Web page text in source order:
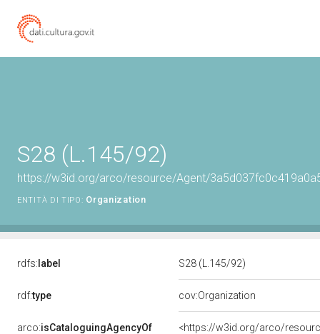
S28 (L.145/92)
https://w3id.org/arco/resource/Agent/
ENTITÀ DI TIPO: Organization
rdfs: label S28 (L.145/92)
rdf:type cov:Organization
arco:isCataloguingAgencyOf
<https://w3id.org/arco/